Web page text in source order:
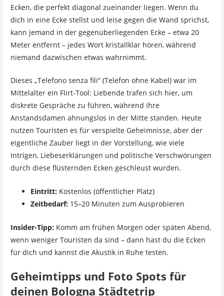
Ecken, die perfekt diagonal zueinander liegen. Wenn du
dich in eine Ecke stellst und leise gegen die Wand sprichst,
kann jemand in der gegenüberliegenden Ecke – etwa 20
Meter entfernt – jedes Wort kristallklar hören, während
niemand dazwischen etwas wahrnimmt.
Dieses „Telefono senza fili“ (Telefon ohne Kabel) war im
Mittelalter ein Flirt-Tool: Liebende trafen sich hier, um
diskrete Gespräche zu führen, während ihre
Anstandsdamen ahnungslos in der Mitte standen. Heute
nutzen Touristen es für verspielte Geheimnisse, aber der
eigentliche Zauber liegt in der Vorstellung, wie viele
Intrigen, Liebeserklärungen und politische Verschwörungen
durch diese flüsternden Ecken geschleust wurden.
Eintritt:Kostenlos (öffentlicher Platz)
Zeitbedarf:15–20 Minuten zum Ausprobieren
Insider-Tipp:Komm am frühen Morgen oder späten Abend,
wenn weniger Touristen da sind – dann hast du die Ecken
für dich und kannst die Akustik in Ruhe testen.
Geheimtipps und Foto Spots für
deinen Bologna Städtetrip